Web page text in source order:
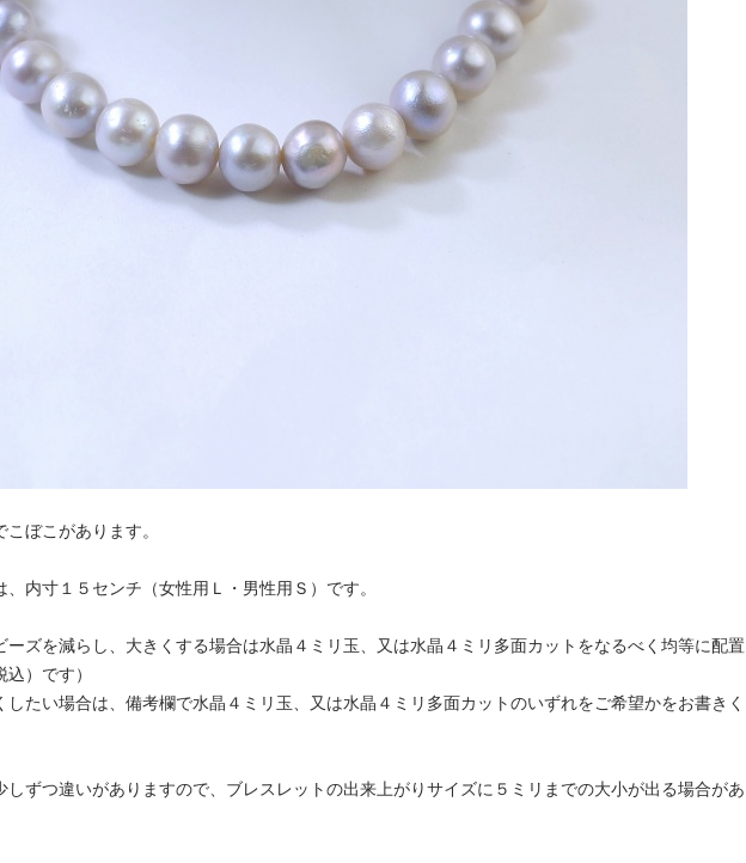
ぼこがあります。
内寸１５センチ（女性用Ｌ・男性用Ｓ）です。
ーズを減らし、大きくする場合は水晶４ミリ玉、又は水晶４ミリ多面カットをなるべく均等に配置
）です）
たい場合は、備考欄で水晶４ミリ玉、又は水晶４ミリ多面カットのいずれをご希望かをお書きく
しずつ違いがありますので、ブレスレットの出来上がりサイズに５ミリまでの大小が出る場合があ